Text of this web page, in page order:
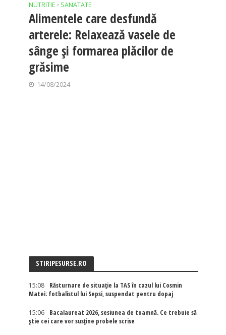
NUTRITIE • SANATATE
Alimentele care desfundă
arterele: Relaxează vasele de
sânge și formarea plăcilor de
grăsime
14/08/2024
STIRIPESURSE.RO
15:08
Răsturnare de situație la TAS în cazul lui Cosmin
Matei: fotbalistul lui Sepsi, suspendat pentru dopaj
15:06
Bacalaureat 2026, sesiunea de toamnă. Ce trebuie să
știe cei care vor susține probele scrise